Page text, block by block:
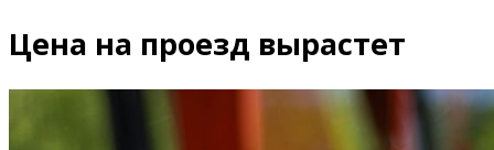
Цена на проезд вырастет